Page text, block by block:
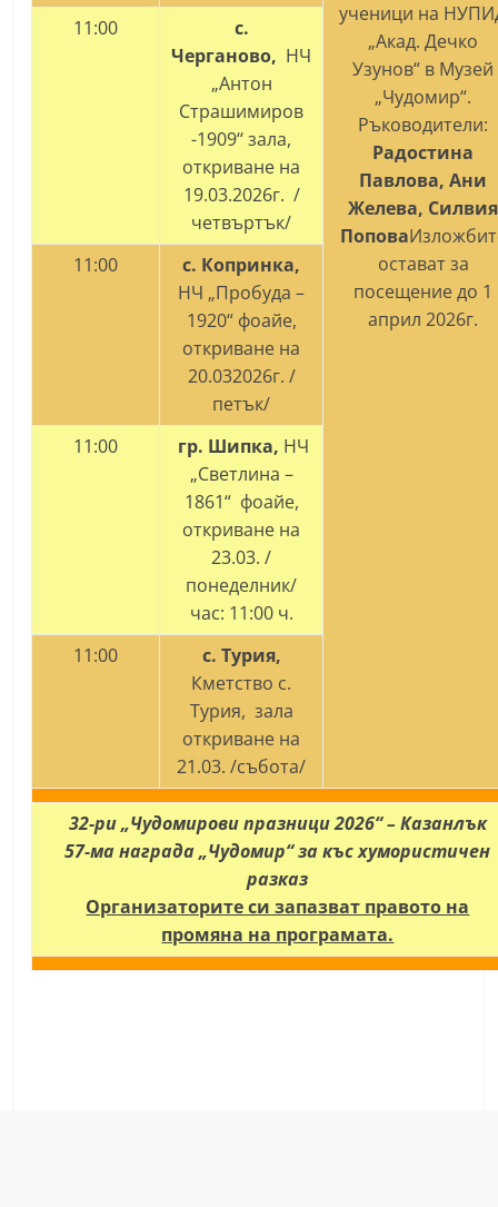
ученици на
„Акад. Дечко
Узунов“ в Музей
„Чудомир“.
Ръководители:
Радостина
Павлова, Ани
Желева, Силвия
Попова
остават за
посещение до 1
април 2026г.
11:00
с.
Черганово, НЧ
„Антон
Страшимиров
-1909‘‘ зала,
откриване на
19.03.2026г. /
четвъртък/
11:00
с. Копринка,
НЧ „Пробуда –
1920“ фоайе,
откриване на
20.032026г. /
петък/
11:00
гр. Шипка, НЧ
„Светлина –
1861“ фоайе,
откриване на
23.03. /
понеделник/
час: 11:00 ч.
11:00
с. Турия,
Кметство с.
Турия, зала
откриване на
21.03. /събота/
32-ри „Чудомирови празници 2026“ – Казанлък
57-ма награда „Чудомир“ за къс хумористичен
разказ
Организаторите си запазват правото на
промяна на програмата.